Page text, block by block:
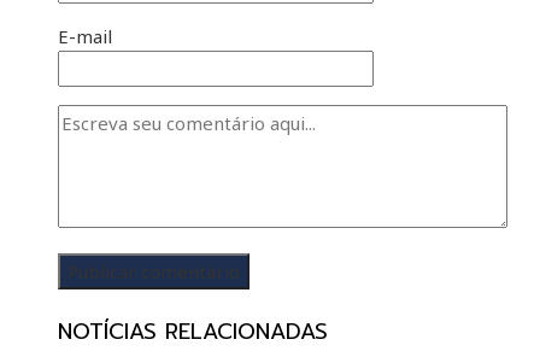
E-mail
NOTÍCIAS RELACIONADAS